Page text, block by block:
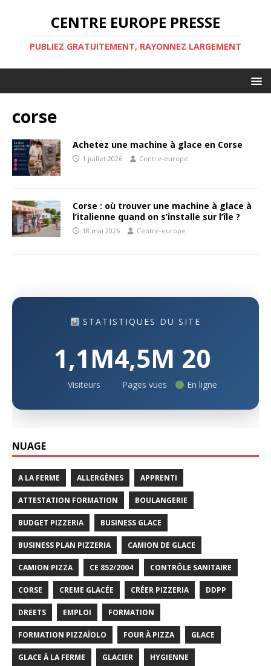
CENTRE EUROPE PRESSE
PUBLIEZ GRATUITEMENT, RAYONNEZ LARGEMENT
corse
Achetez une machine à glace en Corse
1 juillet 2026 Centre-europe
Corse : où trouver une machine à glace à
l’italienne quand on s’installe sur l’île ?
18 mai 2026 Centre-europe
STATISTIQUES DU SITE
1,1M
Visiteurs
4,5M
Pages vues
20
En ligne
NUAGE
A LA FERME ALLERGÈNES APPRENTI
ATTESTATION FORMATION BOULANGERIE
BUDGET PIZZERIA BUSINESS GLACE
BUSINESS PLAN PIZZERIA CAMION DE GLACE
CAMION PIZZA CE 852/2004 CONTRÔLE SANITAIRE
CORSE CREME GLACÉE CRÉER PIZZERIA DDPP
DREETS EMPLOI FORMATION
FORMATION PIZZAÏOLO FOUR À PIZZA GLACE
GLACE À LA FERME GLACIER HYGIENNE